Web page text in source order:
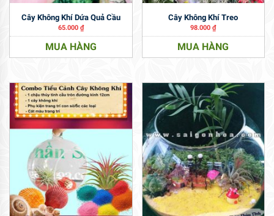
Cây Không Khí Dứa Quả Cầu
65.000 ₫
MUA HÀNG
Cây Không Khí Treo
98.000₫
MUA HÀNG